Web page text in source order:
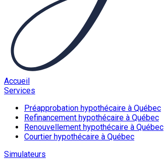
Accueil
Services
Préapprobation hypothécaire à Québec
Refinancement hypothécaire à Québec
Renouvellement hypothécaire à Québec
Courtier hypothécaire à Québec
Simulateurs